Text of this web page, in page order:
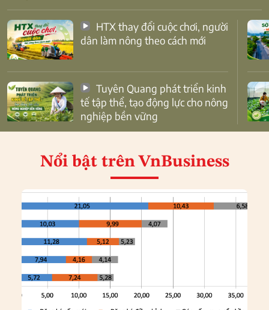
dân làm nông theo cách mới
tế tập thể, tạo động lực cho nông
nghiệp bền vững
Nổi bật trên VnBusiness